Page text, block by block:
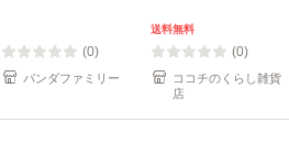
ーム |b04
(0)
パンダファミリー
おしゃれ 犬 アート
ボード インテリア
ポ
送料無料
(0)
ココチのくらし雑貨
店